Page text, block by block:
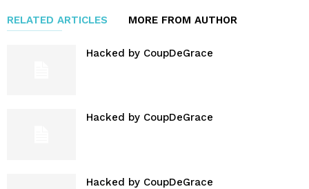
RELATED ARTICLES MORE FROM AUTHOR
Hacked by CoupDeGrace
Hacked by CoupDeGrace
Hacked by CoupDeGrace